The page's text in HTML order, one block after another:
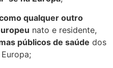
qualquer outro
nato e residente,
públicos de saúde dos